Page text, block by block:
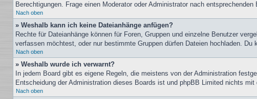
Berechtigungen. Frage einen Moderator oder Administrator nach entsprechenden
Nach oben
» Weshalb kann ich keine Dateianhänge anfügen?
Rechte für Dateianhänge können für Foren, Gruppen und einzelne Benutzer
verfassen möchtest, oder nur bestimmte Gruppen dürfen Dateien hochladen.
Nach oben
» Weshalb wurde ich verwarnt?
In jedem Board gibt es eigene Regeln, die meistens von der Administration
Entscheidung der Administration dieses Boards ist und phpBB Limited nichts
Nach oben